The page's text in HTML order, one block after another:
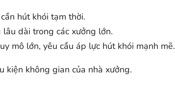
hút khói tạm thời.
dài trong các xưởng lớn.
mô lớn, yêu cầu áp lực hút khói mạnh mẽ.
kiện không gian của nhà xưởng.